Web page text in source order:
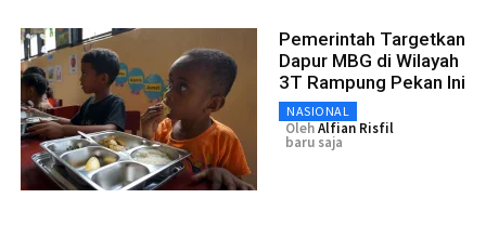
Pemerintah Targetkan
Dapur MBG di Wilayah
3T Rampung Pekan Ini
NASIONAL
OlehAlfian Risfil
baru saja